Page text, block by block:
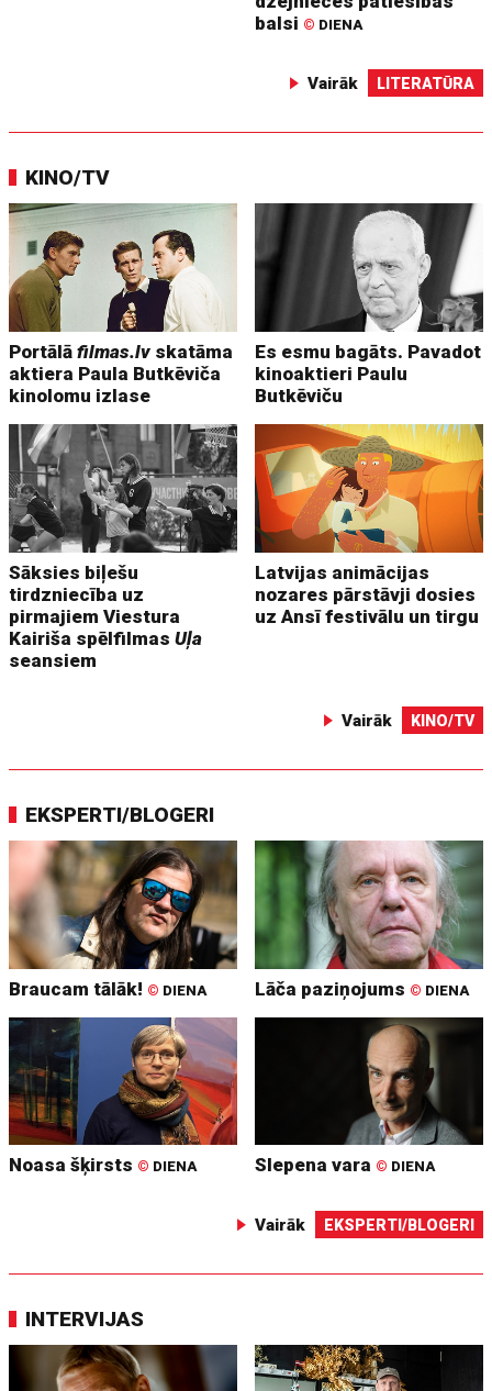
balsi © DIENA
Vairāk LITERATŪRA
KINO/TV
Portālāfilmas.lv skatāma
aktiera Paula Butkēviča
kinolomu izlase
Es esmu bagāts. Pavadot
kinoaktieri Paulu
Butkēviču
Sāksies biļešu
tirdzniecība uz
pirmajiem Viestura
Kairiša spēlfilmasUļa
seansiem
Latvijas animācijas
nozares pārstāvji dosies
uz Ansī festivālu un tirgu
Vairāk KINO/TV
EKSPERTI/BLOGERI
Braucam tālāk! © DIENA Lāča paziņojums © DIENA
Noasa šķirsts © DIENA Slepena vara © DIENA
Vairāk EKSPERTI/BLOGERI
INTERVIJAS